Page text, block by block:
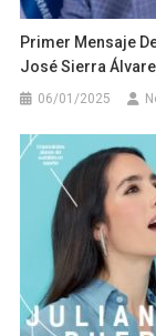
Primer Mensaje
José Sierra
06/01/2025